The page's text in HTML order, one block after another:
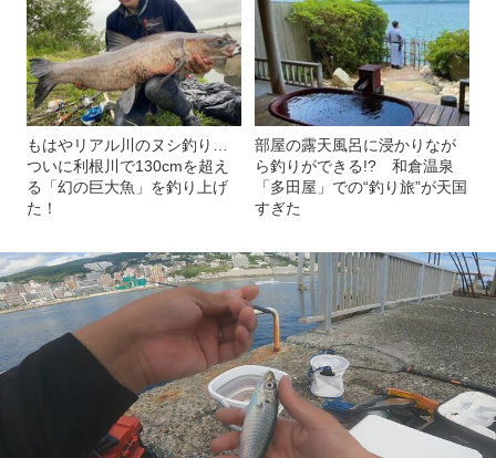
もはやリアル川のヌシ釣り…
ついに利根川で130cmを超え
る「幻の巨大魚」を釣り上げ
た！
部屋の露天風呂に浸かりなが
ら釣りができる!? 和倉温泉
「多田屋」での“釣り旅”が天国
すぎた